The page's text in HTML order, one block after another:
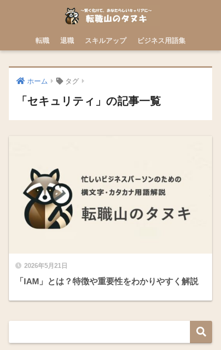
転職 退職 スキルアップ ビジネス用語集
ホーム タグ
「セキュリティ」の記事一覧
2026年5月21日
「IAM」とは？特徴や重要性をわかりやすく解説